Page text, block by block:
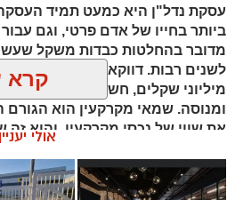
עסקת נדל"ן היא כמעט תמיד
ביותר בחייו של אדם פרטי, וגם
מדובר בהחלטות כבדות משקל
לשנים רבות. דווקא ברגעים שבהם
מיליוני שקלים, חשוב שיעמוד
ומנוסה. שמאי מקרקעין הוא
את שווי של נכסי מקרקעין, והוא
החלטות מבוססות, שקולות ובטוחות.
קרא
אולי